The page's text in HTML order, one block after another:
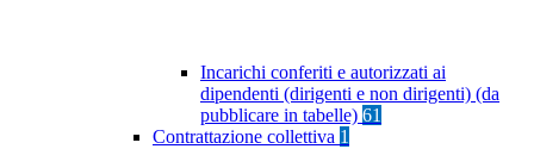
Incarichi conferiti e autorizzati ai
dipendenti (dirigenti e non dirigenti) (da
pubblicare in tabelle) 61
Contrattazione collettiva 1